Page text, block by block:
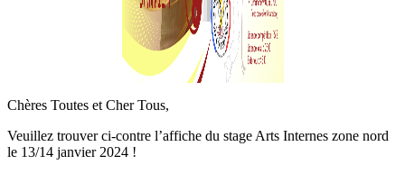
Chères Toutes et Cher Tous,
Veuillez trouver ci-contre l’affiche du stage Arts Internes zone nord
le 13/14 janvier 2024 !